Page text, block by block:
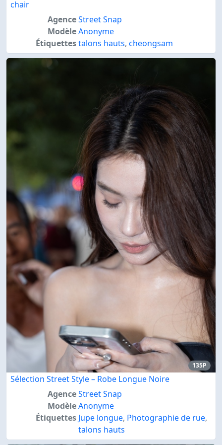
chair
AgenceStreet Snap
ModèleAnonyme
Étiquettestalons hauts, cheongsam
135P
Sélection Street Style – Robe Longue Noire
AgenceStreet Snap
ModèleAnonyme
Étiquettes Jupe longue, Photographie de rue,
talons hauts